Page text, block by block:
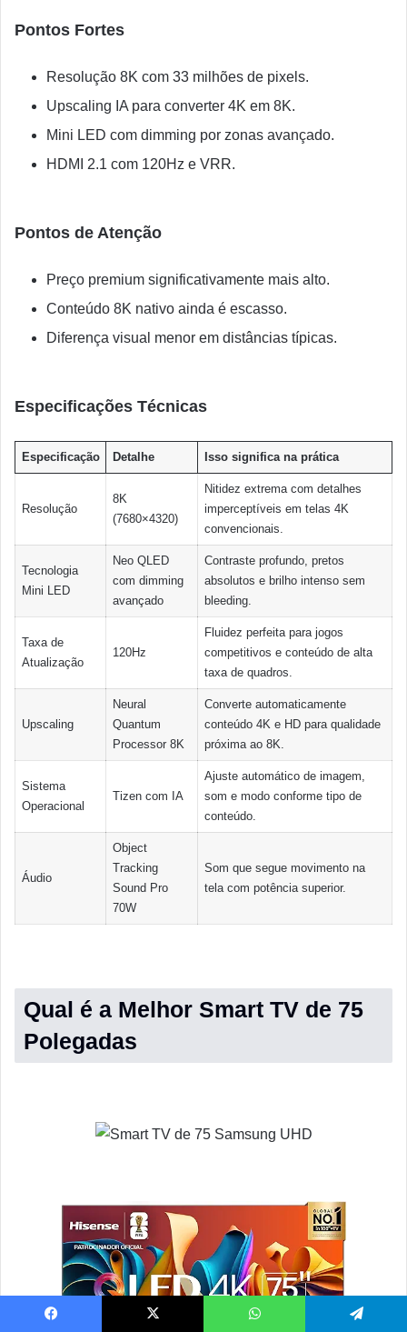
Pontos Fortes
Resolução 8K com 33 milhões de pixels.
Upscaling IA para converter 4K em 8K.
Mini LED com dimming por zonas avançado.
HDMI 2.1 com 120Hz e VRR.
Pontos de Atenção
Preço premium significativamente mais alto.
Conteúdo 8K nativo ainda é escasso.
Diferença visual menor em distâncias típicas.
Especificações Técnicas
Especificação Detalhe Isso significa na prática
Resolução
8K
(7680×4320)
Nitidez extrema com detalhes
imperceptíveis em telas 4K
convencionais.
Tecnologia
Mini LED
Neo QLED
com dimming
avançado
Contraste profundo, pretos
absolutos e brilho intenso sem
bleeding.
Taxa de
Atualização
120Hz
Fluidez perfeita para jogos
competitivos e conteúdo de alta
taxa de quadros.
Upscaling
Neural
Quantum
Processor 8K
Converte automaticamente
conteúdo 4K e HD para qualidade
próxima ao 8K.
Sistema
Operacional
Tizen com IA
Ajuste automático de imagem,
som e modo conforme tipo de
conteúdo.
Áudio
Object
Tracking
Sound Pro
70W
Som que segue movimento na
tela com potência superior.
Qual é a Melhor Smart TV de 75
Polegadas